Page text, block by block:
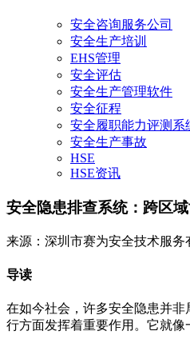
安全咨询服务公司
安全生产培训
EHS管理
安全评估
安全生产管理软件
安全征程
安全履职能力评测系
安全生产事故
HSE
HSE资讯
安全隐患排查系统：跨区
来源：深圳市赛为安全技术服务
导读
在如今社会，许多安全隐患并
行方面发挥着重要作用。它就